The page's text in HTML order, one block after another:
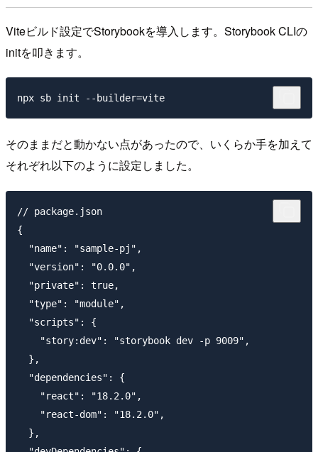
Viteビルド設定でStorybookを導入します。Storybook CLIの
initを叩きます。
そのままだと動かない点があったので、いくらか手を加えて
それぞれ以下のように設定しました。
// package.json
{
  "name": "sample-pj",
  "version": "0.0.0",
  "private": true,
  "type": "module",
  "scripts": {
    "story:dev": "storybook dev -p 9009",
  },
  "dependencies": {
    "react": "18.2.0",
    "react-dom": "18.2.0",
  },